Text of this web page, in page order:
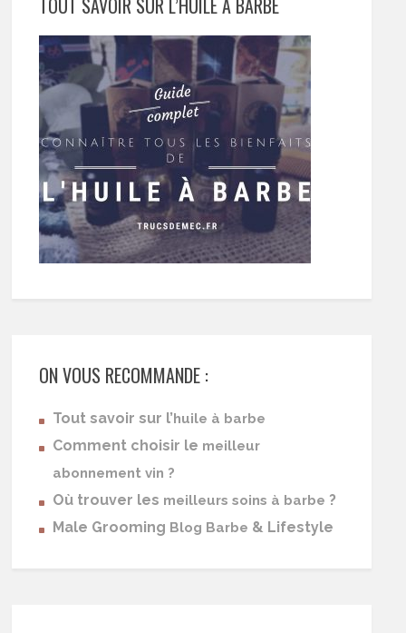
ON VOUS RECOMMANDE :
Tout savoir sur l’huile à barbe
Comment choisir le meilleur
abonnement vin ?
Où trouver les meilleurs soins à barbe ?
Male Grooming Blog Barbe & Lifestyle